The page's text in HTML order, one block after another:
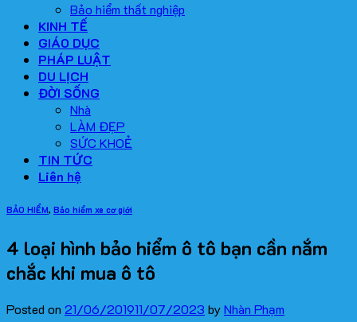
Bảo hiểm thất nghiệp
KINH TẾ
GIÁO DỤC
PHÁP LUẬT
DU LỊCH
ĐỜI SỐNG
Nhà
LÀM ĐẸP
SỨC KHOẺ
TIN TỨC
Liên hệ
BẢO HIỂM, Bảo hiểm xe cơ giới
4 loại hình bảo hiểm ô tô bạn cần nắm
chắc khi mua ô tô
Posted on 21/06/201911/07/2023 byNhàn Phạm